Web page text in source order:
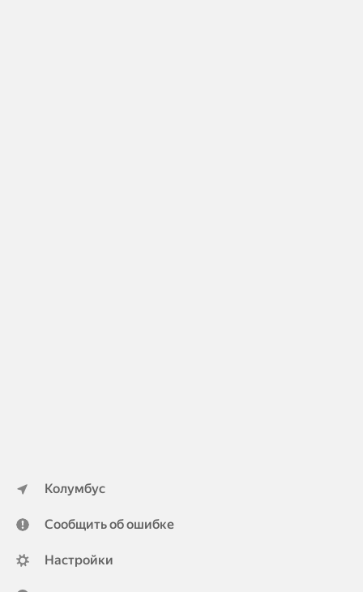
Колумбус
Сообщить об ошибке
Настройки